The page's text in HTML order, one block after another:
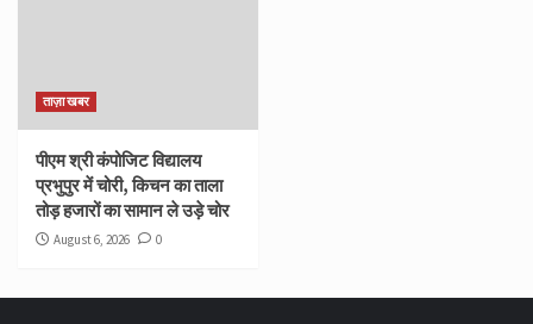
ताज़ा खबर
पीएम श्री कंपोजिट विद्यालय
प्रभुपुर में चोरी, किचन का ताला
तोड़ हजारों का सामान ले उड़े चोर
August 6, 2026 0